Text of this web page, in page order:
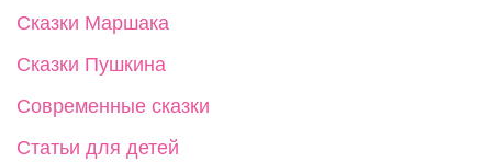
Сказки Маршака
Сказки Пушкина
Современные сказки
Статьи для детей